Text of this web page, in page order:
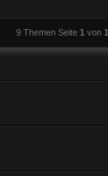
9 Themen Seite 1 von 1